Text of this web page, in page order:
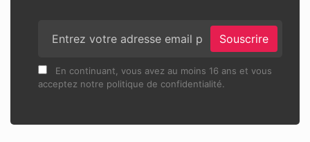
Souscrire
En continuant, vous avez au moins 16 ans et vous
acceptez notre politique de confidentialité.